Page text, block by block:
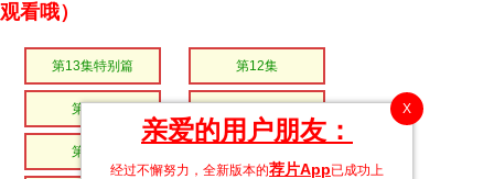
X
亲爱的用户朋友：
经过不懈努力，全新版本的荐片App已成功上
观看哦）
第13集特别篇 第12集
第11集
第09集